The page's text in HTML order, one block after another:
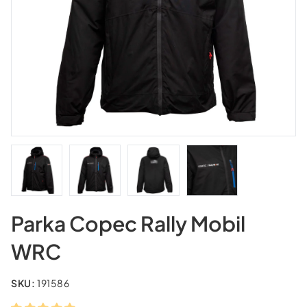
Parka Copec Rally Mobil
WRC
SKU: 191586